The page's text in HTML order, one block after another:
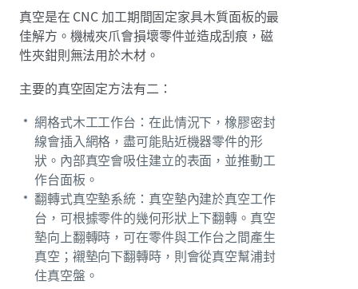
真空是在 CNC 加工期間固定家具木質面板的最
佳解方。機械夾爪會損壞零件並造成刮痕，磁
性夾鉗則無法用於木材。
主要的真空固定方法有二：
網格式木工工作台：在此情況下，橡膠密封
線會插入網格，盡可能貼近機器零件的形
狀。內部真空會吸住建立的表面，並推動工
作台面板。
翻轉式真空墊系統：真空墊內建於真空工作
台，可根據零件的幾何形狀上下翻轉。真空
墊向上翻轉時，可在零件與工作台之間產生
真空；襯墊向下翻轉時，則會從真空幫浦封
住真空盤。